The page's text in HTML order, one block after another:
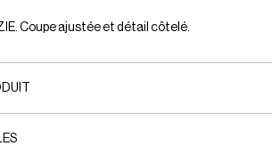
Coupe ajustée et détail côtelé.